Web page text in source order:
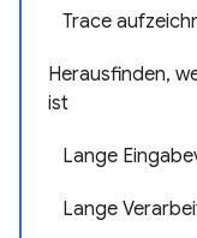
Trace
Herausfinden,
ist
Lange
Lange